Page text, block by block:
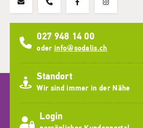
027 948 14 00
oder info@sodalis.ch
Standort
Wir sind immer in der Nähe
Login